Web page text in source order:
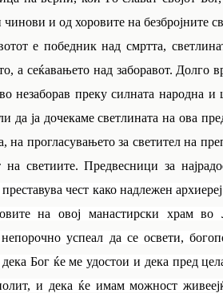
и од хоровите на безбројните
е победник над смртта,
а сеќавањето над заборавот. Долго
незаборав преку силната народна и
да ја дочекаме светлината на ова
прогласувањето за светител на
светиите. Предвесници за
чест како надлежен
на овој манастирски храм
успеал да се освети,
Бог ќе ме удостои и дека пред
и дека ќе имам можност